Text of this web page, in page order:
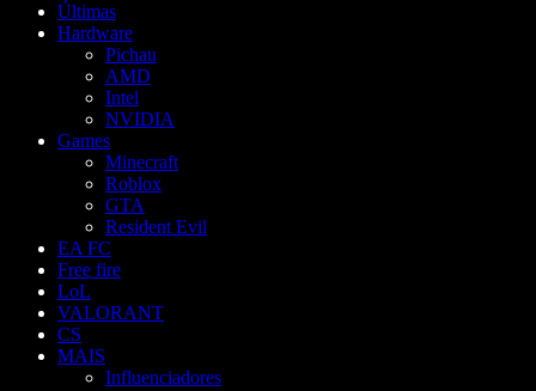
Últimas
Hardware
Pichau
AMD
Intel
NVIDIA
Games
Minecraft
Roblox
GTA
Resident Evil
EA FC
Free fire
LoL
VALORANT
CS
MAIS
Influenciadores